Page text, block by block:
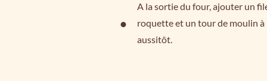
A la sortie du four, ajouter un
roquette et un tour de moulin à
aussitôt.